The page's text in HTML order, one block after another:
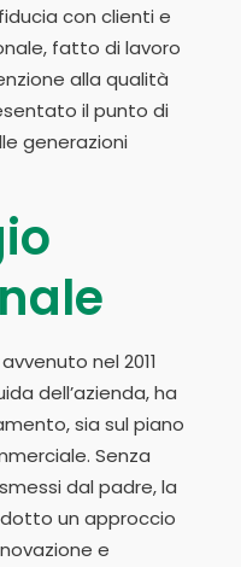
con clienti e
fatto di lavoro
alla qualità
il punto di
generazioni
nel 2011
dell’azienda, ha
sia sul piano
Senza
dal padre, la
un approccio
e